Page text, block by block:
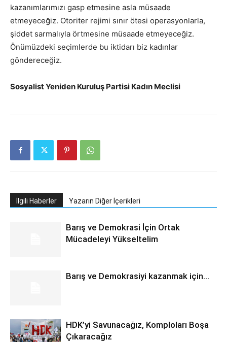
kazanımlarımızı gasp etmesine asla müsaade
etmeyeceğiz. Otoriter rejimi sınır ötesi operasyonlarla,
şiddet sarmalıyla örtmesine müsaade etmeyeceğiz.
Önümüzdeki seçimlerde bu iktidarı biz kadınlar
göndereceğiz.
Sosyalist Yeniden Kuruluş Partisi Kadın Meclisi
İlgili Haberler Yazarın Diğer İçerikleri
Barış ve Demokrasi İçin Ortak
Mücadeleyi Yükseltelim
Barış ve Demokrasiyi kazanmak için…
HDK’yi Savunacağız, Komploları Boşa
Çıkaracağız